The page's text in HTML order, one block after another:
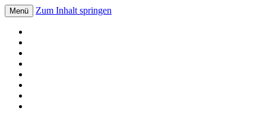
Volksschule Bad Blumau
Menü Zum Inhalt springen